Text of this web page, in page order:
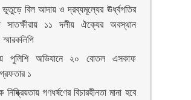
ভূতুড়ে বিল আদায় ও দ্রব্যমূল্যের ঊর্ধ্বগতির
সাতক্ষীরায় ১১ দলীয় ঐক্যের অবস্থান
পুলিশি অভিযানে ২০ বোতল এসকাফ
১
নিষ্ক্রিয়তায় গণধর্ষণের বিচারহীনতা মানা হবে